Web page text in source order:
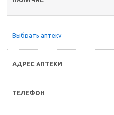
Выбрать аптеку